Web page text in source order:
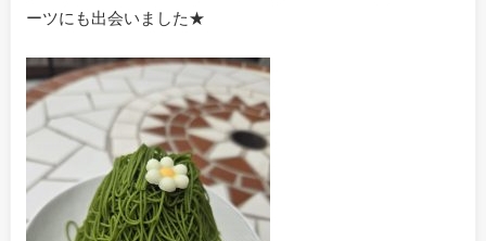
ーツにも出会いました★